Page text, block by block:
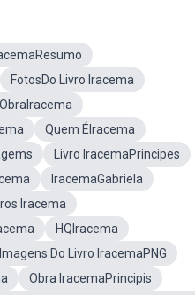
FotosDo Livro Iracema
ObraIracema
Quem ÉIracema
Livro IracemaPrincipes
IracemaGabriela
Iracema
HQIracema
Imagens Do Livro IracemaPNG
Obra IracemaPrincipis